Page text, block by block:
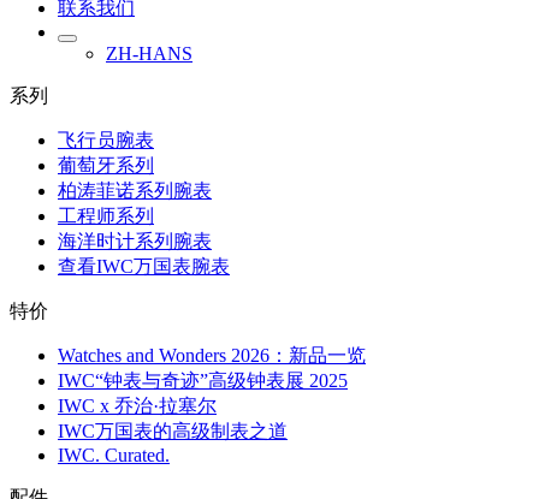
联系我们
ZH-HANS
系列
飞行员腕表
葡萄牙系列
柏涛菲诺系列腕表
工程师系列
海洋时计系列腕表
查看IWC万国表腕表
特价
Watches and Wonders 2026：新品一览
IWC“钟表与奇迹”高级钟表展 2025
IWC x 乔治·拉塞尔
IWC万国表的高级制表之道
IWC. Curated.